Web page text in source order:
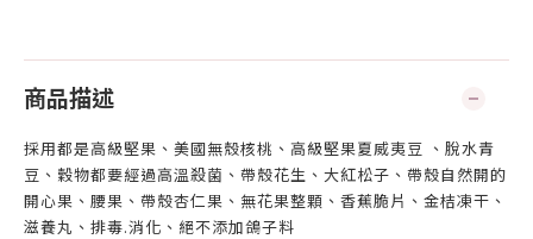
商品描述
採用都是高級堅果、美國無殼核桃、高級堅果夏威夷豆 、脫水青
豆、穀物都要經過高溫殺菌、帶殼花生、大紅松子、帶殼自然開的
開心果、腰果、帶殼杏仁果、無花果整顆、香蕉脆片、金桔凍干、
滋養丸、排毒.消化、絕不添加鴿子料